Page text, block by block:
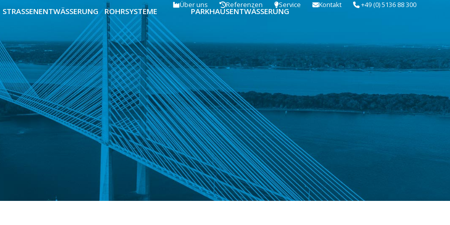
Über uns Referenzen Service Kontakt +49 (0) 5136 88 300
STRASSENENTWÄSSERUNG
ROHRSYSTEME
PARKHAUSENTWÄSSERUNG